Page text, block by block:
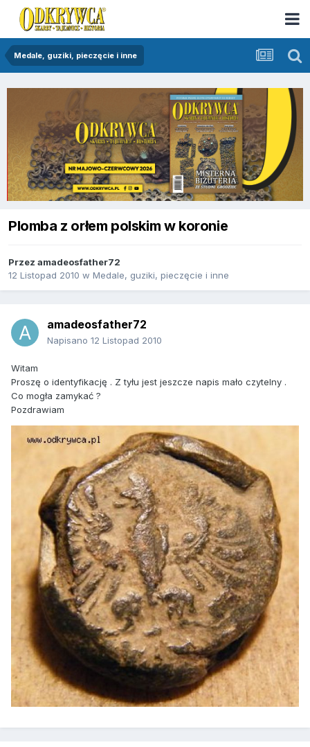
Medale, guziki, pieczęcie i inne
Plomba z orłem polskim w koronie
Przez amadeosfather72
12 Listopad 2010 w Medale, guziki, pieczęcie i inne
amadeosfather72
Napisano 12 Listopad 2010
Witam
Proszę o identyfikację . Z tyłu jest jeszcze napis mało czytelny .
Co mogła zamykać ?
Pozdrawiam